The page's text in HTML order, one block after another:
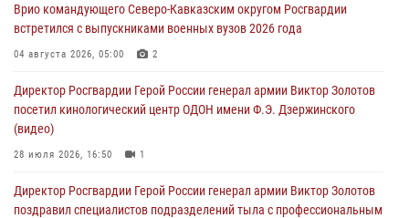
В Кузбассе росгвардейцы помогли вернуть горожанке пропавшую
мать
Врио командующего Северо-Кавказским округом Росгвардии
встретился с выпускниками военных вузов 2026 года
04 августа 2026, 05:00 2
Директор Росгвардии Герой России генерал армии Виктор Золотов
посетил кинологический центр ОДОН имени Ф.Э. Дзержинского
(видео)
28 июля 2026, 16:50 1
Директор Росгвардии Герой России генерал армии Виктор Золотов
поздравил специалистов подразделений тыла с профессиональным